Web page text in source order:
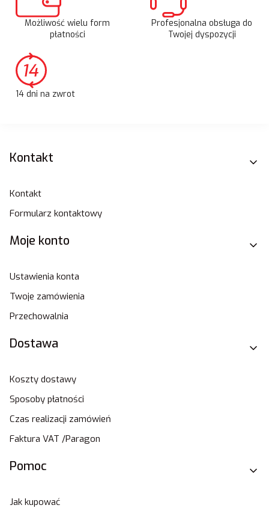
Możliwość wielu form
płatności
Profesjonalna obsługa do
Twojej dyspozycji
14 dni na zwrot
Linki w stopce
Kontakt
Kontakt
Formularz kontaktowy
Moje konto
Ustawienia konta
Twoje zamówienia
Przechowalnia
Dostawa
Koszty dostawy
Sposoby płatności
Czas realizacji zamówień
Faktura VAT /Paragon
Pomoc
Jak kupować